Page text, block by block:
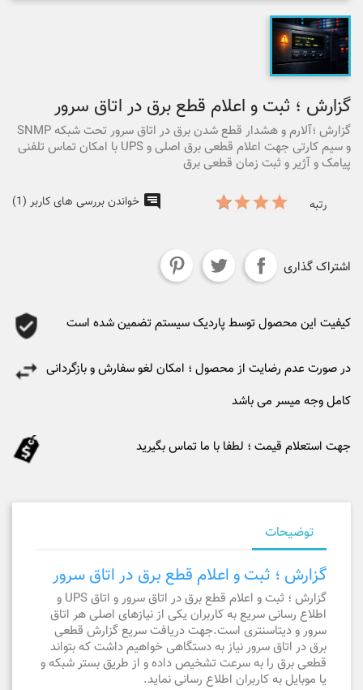
گزارش ؛ ثبت و اعلام قطع برق در اتاق سرور
گزارش ؛آلارم و هشدار قطع شدن برق در اتاق سرور تحت شبکه SNMP
و سیم کارتی جهت اعلام قطعی برق اصلی و UPS با امکان تماس تلفنی
پیامک و آژیر و ثبت زمان قطعی برق
رتبه خواندن بررسی های کاربر (1)
اشتراک گذاری
کیفیت این محصول توسط پاردیک سیستم تضمین شده است
در صورت عدم رضایت از محصول ؛ امکان لغو سفارش و بازگردانی
کامل وجه میسر می باشد
جهت استعلام قیمت ؛ لطفا با ما تماس بگیرید
توضیحات
گزارش ؛ ثبت و اعلام قطع برق در اتاق سرور
گزارش ؛ ثبت و اعلام قطع برق در اتاق سرور و اتاق UPS و
اطلاع رسانی سریع به کاربران یکی از نیازهای اصلی هر اتاق
سرور و دیتاسنتری است.جهت دریافت سریع گزارش قطعی
برق در اتاق سرور نیاز به دستگاهی خواهیم داشت که بتواند
قطعی برق را به سرعت تشخیص داده و از طریق بستر شبکه و
یا موبایل به کاربران اطلاع رسانی نماید.